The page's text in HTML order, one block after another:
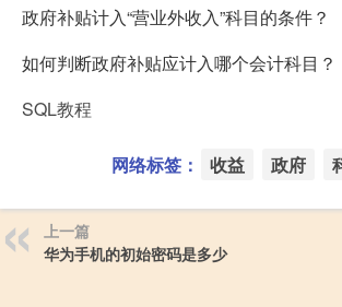
政府补贴计入“营业外收入”科目的条件？
如何判断政府补贴应计入哪个会计科目？
SQL教程
网络标签： 收益 政府
上一篇
华为手机的初始密码是多少